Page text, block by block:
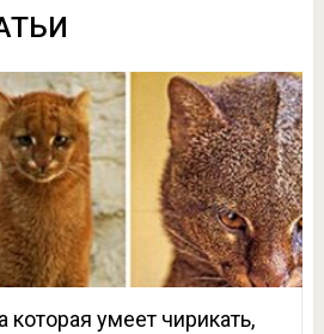
которая умеет чирикать,